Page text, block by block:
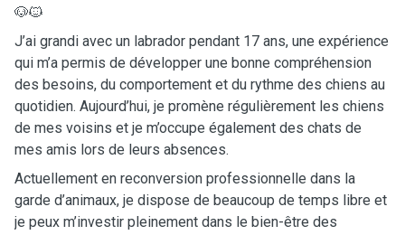
🐶🐱
J’ai grandi avec un labrador pendant 17 ans, une expérience
qui m’a permis de développer une bonne compréhension
des besoins, du comportement et du rythme des chiens au
quotidien. Aujourd’hui, je promène régulièrement les chiens
de mes voisins et je m’occupe également des chats de
mes amis lors de leurs absences.
Actuellement en reconversion professionnelle dans la
garde d’animaux, je dispose de beaucoup de temps libre et
je peux m’investir pleinement dans le bien-être des